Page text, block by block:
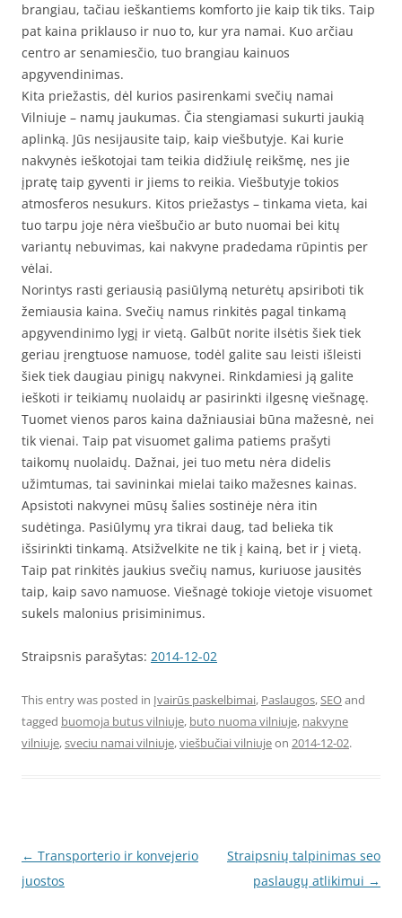
brangiau, tačiau ieškantiems komforto jie kaip tik tiks. Taip
pat kaina priklauso ir nuo to, kur yra namai. Kuo arčiau
centro ar senamiesčio, tuo brangiau kainuos
apgyvendinimas.
Kita priežastis, dėl kurios pasirenkami svečių namai
Vilniuje – namų jaukumas. Čia stengiamasi sukurti jaukią
aplinką. Jūs nesijausite taip, kaip viešbutyje. Kai kurie
nakvynės ieškotojai tam teikia didžiulę reikšmę, nes jie
įpratę taip gyventi ir jiems to reikia. Viešbutyje tokios
atmosferos nesukurs. Kitos priežastys – tinkama vieta, kai
tuo tarpu joje nėra viešbučio ar buto nuomai bei kitų
variantų nebuvimas, kai nakvyne pradedama rūpintis per
vėlai.
Norintys rasti geriausią pasiūlymą neturėtų apsiriboti tik
žemiausia kaina. Svečių namus rinkitės pagal tinkamą
apgyvendinimo lygį ir vietą. Galbūt norite ilsėtis šiek tiek
geriau įrengtuose namuose, todėl galite sau leisti išleisti
šiek tiek daugiau pinigų nakvynei. Rinkdamiesi ją galite
ieškoti ir teikiamų nuolaidų ar pasirinkti ilgesnę viešnagę.
Tuomet vienos paros kaina dažniausiai būna mažesnė, nei
tik vienai. Taip pat visuomet galima patiems prašyti
taikomų nuolaidų. Dažnai, jei tuo metu nėra didelis
užimtumas, tai savininkai mielai taiko mažesnes kainas.
Apsistoti nakvynei mūsų šalies sostinėje nėra itin
sudėtinga. Pasiūlymų yra tikrai daug, tad belieka tik
išsirinkti tinkamą. Atsižvelkite ne tik į kainą, bet ir į vietą.
Taip pat rinkitės jaukius svečių namus, kuriuose jausitės
taip, kaip savo namuose. Viešnagė tokioje vietoje visuomet
sukels malonius prisiminimus.
Straipsnis parašytas: 2014-12-02
This entry was posted in Įvairūs paskelbimai, Paslaugos,SEOand
tagged buomoja butus vilniuje, buto nuoma vilniuje, nakvyne
vilniuje,sveciu namai vilniuje,viešbučiai vilniujeon 2014-12-02.
Post
navigation
← Transporterio ir konvejerio
juostos
Straipsnių talpinimas seo
paslaugų atlikimui →